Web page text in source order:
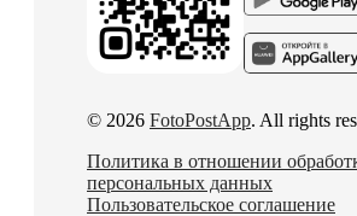
© 2026 FotoPostApp. All rights
Политика в отношении
персональных данных
Пользовательское соглашение